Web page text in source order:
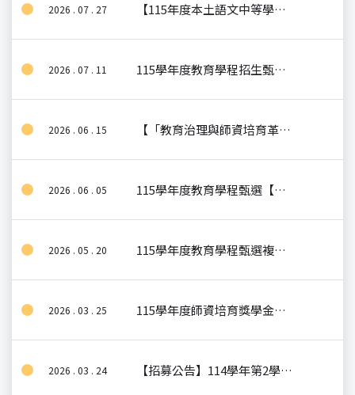
2026 . 07 . 27 【115年度本土語文中等學校師資聯合教學演示能力檢測】
2026 . 07 . 11 115學年度教育學程招生甄選第二次資訊預告
2026 . 06 . 15 【「教育治理與師資培育革新：以精進師 培計畫運作為例」主題演講】
2026 . 06 . 05 115學年度教育學程甄選【正式錄取】(一招)
2026 . 05 . 20 115學年度教育學程甄選複試名單【初審通過】
2026 . 03 . 25 115學年度師資培育獎學金甄選公告
2026 . 03 . 24 【招募公告】114學年第2學期國立中央大學115-116年AI Di+實驗方案Di+老師（線上教學）